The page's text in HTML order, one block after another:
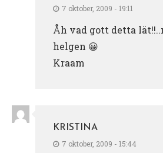
7 oktober, 2009 - 19:11
Åh vad gott detta
helgen 😀
Kraam
KRISTINA
7 oktober, 2009 - 15:44